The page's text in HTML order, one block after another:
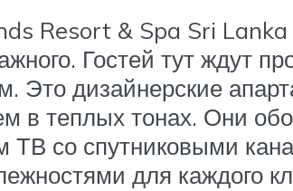
Resort & Spa Sri Lanka
Гостей тут ждут
Это дизайнерские
теплых тонах. Они
ТВ со спутниковыми
для каждого